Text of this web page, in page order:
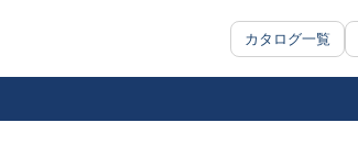
カタログ一覧